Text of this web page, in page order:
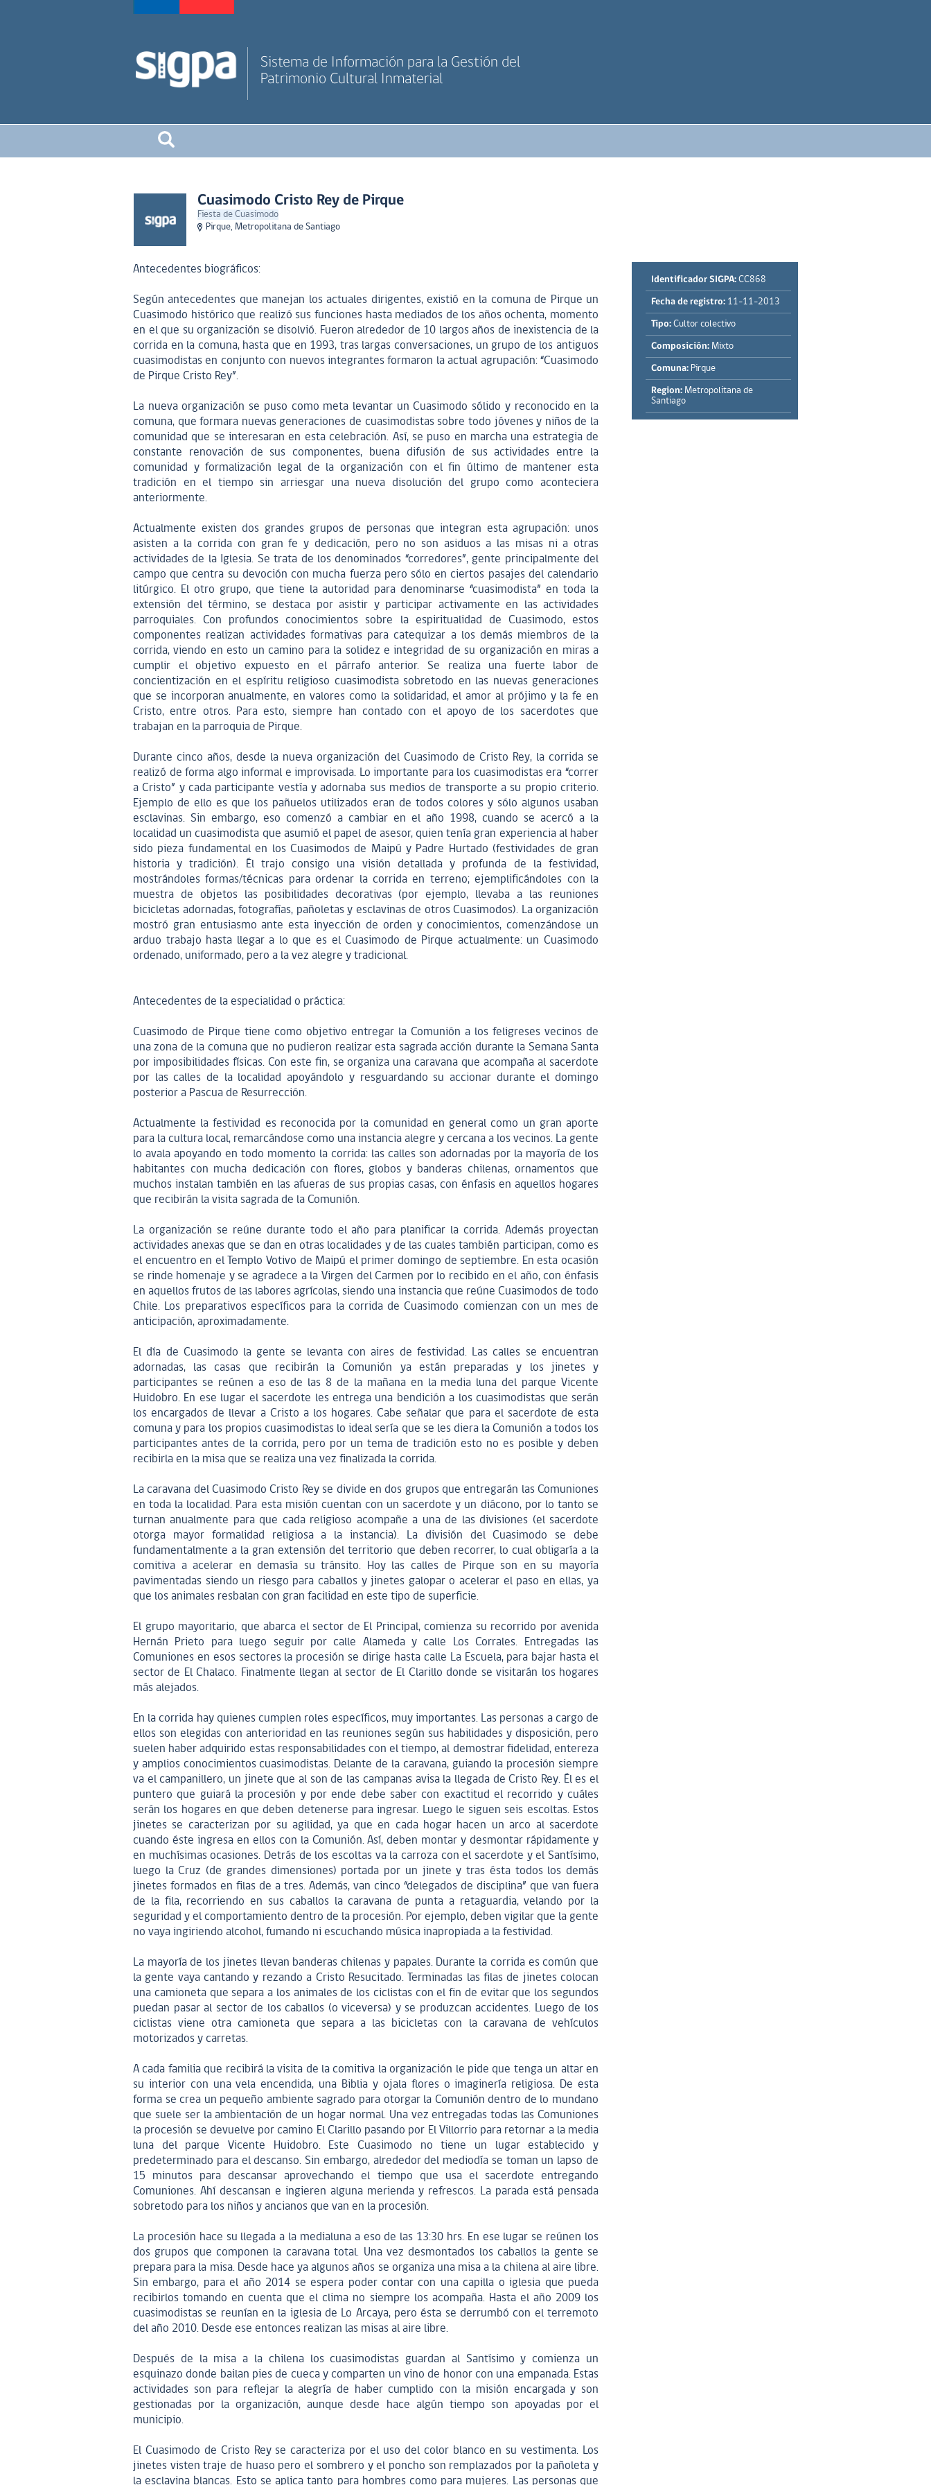
Sistema de Información para la Gestión del
Patrimonio Cultural Inmaterial
Cuasimodo Cristo Rey de Pirque
Fiesta de Cuasimodo
Pirque, Metropolitana de Santiago
Antecedentes biográficos:
Según antecedentes que manejan los actuales dirigentes, existió en la comuna de Pirque un
Cuasimodo histórico que realizó sus funciones hasta mediados de los años ochenta, momento
en el que su organización se disolvió. Fueron alrededor de 10 largos años de inexistencia de la
corrida en la comuna, hasta que en 1993, tras largas conversaciones, un grupo de los antiguos
cuasimodistas en conjunto con nuevos integrantes formaron la actual agrupación: “Cuasimodo
de Pirque Cristo Rey”.
La nueva organización se puso como meta levantar un Cuasimodo sólido y reconocido en la
comuna, que formara nuevas generaciones de cuasimodistas sobre todo jóvenes y niños de la
comunidad que se interesaran en esta celebración. Así, se puso en marcha una estrategia de
constante renovación de sus componentes, buena difusión de sus actividades entre la
comunidad y formalización legal de la organización con el fin último de mantener esta
tradición en el tiempo sin arriesgar una nueva disolución del grupo como aconteciera
anteriormente.
Actualmente existen dos grandes grupos de personas que integran esta agrupación: unos
asisten a la corrida con gran fe y dedicación, pero no son asiduos a las misas ni a otras
actividades de la Iglesia. Se trata de los denominados “corredores”, gente principalmente del
campo que centra su devoción con mucha fuerza pero sólo en ciertos pasajes del calendario
litúrgico. El otro grupo, que tiene la autoridad para denominarse “cuasimodista” en toda la
extensión del término, se destaca por asistir y participar activamente en las actividades
parroquiales. Con profundos conocimientos sobre la espiritualidad de Cuasimodo, estos
componentes realizan actividades formativas para catequizar a los demás miembros de la
corrida, viendo en esto un camino para la solidez e integridad de su organización en miras a
cumplir el objetivo expuesto en el párrafo anterior. Se realiza una fuerte labor de
concientización en el espíritu religioso cuasimodista sobretodo en las nuevas generaciones
que se incorporan anualmente, en valores como la solidaridad, el amor al prójimo y la fe en
Cristo, entre otros. Para esto, siempre han contado con el apoyo de los sacerdotes que
trabajan en la parroquia de Pirque.
Durante cinco años, desde la nueva organización del Cuasimodo de Cristo Rey, la corrida se
realizó de forma algo informal e improvisada. Lo importante para los cuasimodistas era “correr
a Cristo” y cada participante vestía y adornaba sus medios de transporte a su propio criterio.
Ejemplo de ello es que los pañuelos utilizados eran de todos colores y sólo algunos usaban
esclavinas. Sin embargo, eso comenzó a cambiar en el año 1998, cuando se acercó a la
localidad un cuasimodista que asumió el papel de asesor, quien tenía gran experiencia al haber
sido pieza fundamental en los Cuasimodos de Maipú y Padre Hurtado (festividades de gran
historia y tradición). Él trajo consigo una visión detallada y profunda de la festividad,
mostrándoles formas/técnicas para ordenar la corrida en terreno; ejemplificándoles con la
muestra de objetos las posibilidades decorativas (por ejemplo, llevaba a las reuniones
bicicletas adornadas, fotografías, pañoletas y esclavinas de otros Cuasimodos). La organización
mostró gran entusiasmo ante esta inyección de orden y conocimientos, comenzándose un
arduo trabajo hasta llegar a lo que es el Cuasimodo de Pirque actualmente: un Cuasimodo
ordenado, uniformado, pero a la vez alegre y tradicional.
Antecedentes de la especialidad o práctica:
Cuasimodo de Pirque tiene como objetivo entregar la Comunión a los feligreses vecinos de
una zona de la comuna que no pudieron realizar esta sagrada acción durante la Semana Santa
por imposibilidades físicas. Con este fin, se organiza una caravana que acompaña al sacerdote
por las calles de la localidad apoyándolo y resguardando su accionar durante el domingo
posterior a Pascua de Resurrección.
Actualmente la festividad es reconocida por la comunidad en general como un gran aporte
para la cultura local, remarcándose como una instancia alegre y cercana a los vecinos. La gente
lo avala apoyando en todo momento la corrida: las calles son adornadas por la mayoría de los
habitantes con mucha dedicación con flores, globos y banderas chilenas, ornamentos que
muchos instalan también en las afueras de sus propias casas, con énfasis en aquellos hogares
que recibirán la visita sagrada de la Comunión.
La organización se reúne durante todo el año para planificar la corrida. Además proyectan
actividades anexas que se dan en otras localidades y de las cuales también participan, como es
el encuentro en el Templo Votivo de Maipú el primer domingo de septiembre. En esta ocasión
se rinde homenaje y se agradece a la Virgen del Carmen por lo recibido en el año, con énfasis
en aquellos frutos de las labores agrícolas, siendo una instancia que reúne Cuasimodos de todo
Chile. Los preparativos específicos para la corrida de Cuasimodo comienzan con un mes de
anticipación, aproximadamente.
El día de Cuasimodo la gente se levanta con aires de festividad. Las calles se encuentran
adornadas, las casas que recibirán la Comunión ya están preparadas y los jinetes y
participantes se reúnen a eso de las 8 de la mañana en la media luna del parque Vicente
Huidobro. En ese lugar el sacerdote les entrega una bendición a los cuasimodistas que serán
los encargados de llevar a Cristo a los hogares. Cabe señalar que para el sacerdote de esta
comuna y para los propios cuasimodistas lo ideal sería que se les diera la Comunión a todos los
participantes antes de la corrida, pero por un tema de tradición esto no es posible y deben
recibirla en la misa que se realiza una vez finalizada la corrida.
La caravana del Cuasimodo Cristo Rey se divide en dos grupos que entregarán las Comuniones
en toda la localidad. Para esta misión cuentan con un sacerdote y un diácono, por lo tanto se
turnan anualmente para que cada religioso acompañe a una de las divisiones (el sacerdote
otorga mayor formalidad religiosa a la instancia). La división del Cuasimodo se debe
fundamentalmente a la gran extensión del territorio que deben recorrer, lo cual obligaría a la
comitiva a acelerar en demasía su tránsito. Hoy las calles de Pirque son en su mayoría
pavimentadas siendo un riesgo para caballos y jinetes galopar o acelerar el paso en ellas, ya
que los animales resbalan con gran facilidad en este tipo de superficie.
El grupo mayoritario, que abarca el sector de El Principal, comienza su recorrido por avenida
Hernán Prieto para luego seguir por calle Alameda y calle Los Corrales. Entregadas las
Comuniones en esos sectores la procesión se dirige hasta calle La Escuela, para bajar hasta el
sector de El Chalaco. Finalmente llegan al sector de El Clarillo donde se visitarán los hogares
más alejados.
En la corrida hay quienes cumplen roles específicos, muy importantes. Las personas a cargo de
ellos son elegidas con anterioridad en las reuniones según sus habilidades y disposición, pero
suelen haber adquirido estas responsabilidades con el tiempo, al demostrar fidelidad, entereza
y amplios conocimientos cuasimodistas. Delante de la caravana, guiando la procesión siempre
va el campanillero, un jinete que al son de las campanas avisa la llegada de Cristo Rey. Él es el
puntero que guiará la procesión y por ende debe saber con exactitud el recorrido y cuáles
serán los hogares en que deben detenerse para ingresar. Luego le siguen seis escoltas. Estos
jinetes se caracterizan por su agilidad, ya que en cada hogar hacen un arco al sacerdote
cuando éste ingresa en ellos con la Comunión. Así, deben montar y desmontar rápidamente y
en muchísimas ocasiones. Detrás de los escoltas va la carroza con el sacerdote y el Santísimo,
luego la Cruz (de grandes dimensiones) portada por un jinete y tras ésta todos los demás
jinetes formados en filas de a tres. Además, van cinco “delegados de disciplina” que van fuera
de la fila, recorriendo en sus caballos la caravana de punta a retaguardia, velando por la
seguridad y el comportamiento dentro de la procesión. Por ejemplo, deben vigilar que la gente
no vaya ingiriendo alcohol, fumando ni escuchando música inapropiada a la festividad.
La mayoría de los jinetes llevan banderas chilenas y papales. Durante la corrida es común que
la gente vaya cantando y rezando a Cristo Resucitado. Terminadas las filas de jinetes colocan
una camioneta que separa a los animales de los ciclistas con el fin de evitar que los segundos
puedan pasar al sector de los caballos (o viceversa) y se produzcan accidentes. Luego de los
ciclistas viene otra camioneta que separa a las bicicletas con la caravana de vehículos
motorizados y carretas.
A cada familia que recibirá la visita de la comitiva la organización le pide que tenga un altar en
su interior con una vela encendida, una Biblia y ojala flores o imaginería religiosa. De esta
forma se crea un pequeño ambiente sagrado para otorgar la Comunión dentro de lo mundano
que suele ser la ambientación de un hogar normal. Una vez entregadas todas las Comuniones
la procesión se devuelve por camino El Clarillo pasando por El Villorrio para retornar a la media
luna del parque Vicente Huidobro. Este Cuasimodo no tiene un lugar establecido y
predeterminado para el descanso. Sin embargo, alrededor del mediodía se toman un lapso de
15 minutos para descansar aprovechando el tiempo que usa el sacerdote entregando
Comuniones. Ahí descansan e ingieren alguna merienda y refrescos. La parada está pensada
sobretodo para los niños y ancianos que van en la procesión.
La procesión hace su llegada a la medialuna a eso de las 13:30 hrs. En ese lugar se reúnen los
dos grupos que componen la caravana total. Una vez desmontados los caballos la gente se
prepara para la misa. Desde hace ya algunos años se organiza una misa a la chilena al aire libre.
Sin embargo, para el año 2014 se espera poder contar con una capilla o iglesia que pueda
recibirlos tomando en cuenta que el clima no siempre los acompaña. Hasta el año 2009 los
cuasimodistas se reunían en la iglesia de Lo Arcaya, pero ésta se derrumbó con el terremoto
del año 2010. Desde ese entonces realizan las misas al aire libre.
Después de la misa a la chilena los cuasimodistas guardan al Santísimo y comienza un
esquinazo donde bailan pies de cueca y comparten un vino de honor con una empanada. Estas
actividades son para reflejar la alegría de haber cumplido con la misión encargada y son
gestionadas por la organización, aunque desde hace algún tiempo son apoyadas por el
municipio.
El Cuasimodo de Cristo Rey se caracteriza por el uso del color blanco en su vestimenta. Los
jinetes visten traje de huaso pero el sombrero y el poncho son remplazados por la pañoleta y
la esclavina blancas. Esto se aplica tanto para hombres como para mujeres. Las personas que
Identificador SIGPA: CC868
Fecha de registro: 11-11-2013
Tipo: Cultor colectivo
Composición: Mixto
Comuna: Pirque
Region: Metropolitana de
Santiago